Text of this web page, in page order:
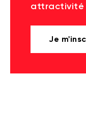
attractivité
Je